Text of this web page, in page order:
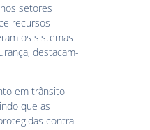
setores
recursos
os sistemas
destacam-
em trânsito
que as
contra